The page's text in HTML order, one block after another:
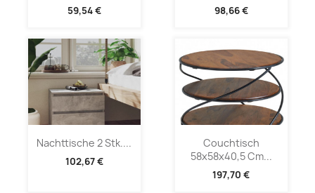
59,54 € 98,66 €
Nachttische 2 Stk....
102,67 €
Couchtisch
58x58x40,5 Cm...
197,70 €